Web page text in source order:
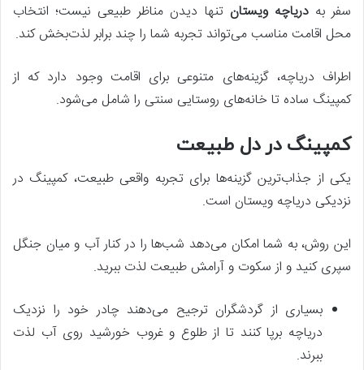
سفر بهدریاچه ویستان تنها دیدن مناظر طبیعی نیست؛ انتخاب
محل اقامت مناسب می‌تواند تجربه شما را چند برابر لذت‌بخش کند.
اطراف دریاچه، گزینه‌های متنوعی برای اقامت وجود دارد که از
کمپینگ ساده تا خانه‌های روستایی سنتی را شامل می‌شود.
کمپینگ در دل طبیعت
یکی از جذاب‌ترین گزینه‌ها برای تجربه واقعی طبیعت، کمپینگ در
نزدیکی دریاچه ویستان است.
این روش، به شما امکان می‌دهد شب‌ها را در کنار آب و میان جنگل
سپری کنید و از سکوت و آرامش طبیعت لذت ببرید.
بسیاری از گردشگران ترجیح می‌دهند چادر خود را نزدیک
دریاچه برپا کنند تا از طلوع و غروب خورشید روی آب لذت
ببرند.